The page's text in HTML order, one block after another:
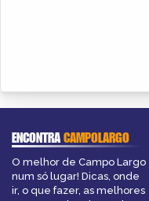
ENCONTRACAMPOLARGO
O melhor de Campo Largo
num só lugar! Dicas, onde
ir, o que fazer, as melhores